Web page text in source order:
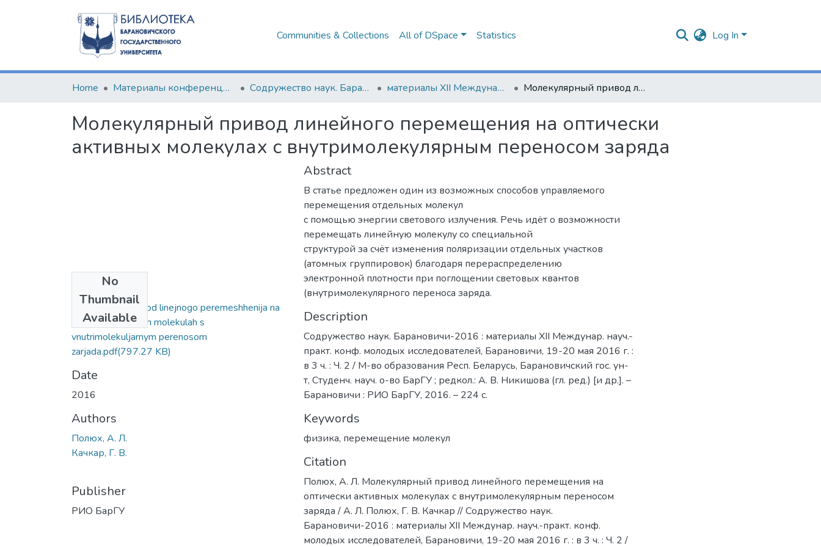
Communities & Collections All of DSpace Statistics Log In
Home Материалы конференций и семинаров Содружество наук. Барановичи-2016 материалы XII Международной научно-практической конференции молодых исследователей, Барановичи, 19-20 мая 2016 года, Часть 2. Молекулярный привод линейного перемещения на оптически активных молекулах с внутримолекулярным переносом заряда
Молекулярный привод линейного перемещения на оптически
активных молекулах с внутримолекулярным переносом заряда
No
Thumbnail
Available
Molekuljarnyj privod linejnogo peremeshhenija na
opticheski aktivnyh molekulah s
vnutrimolekuljarnym perenosom
zarjada.pdf(797.27 KB)
Date
2016
Authors
Полюх, А. Л.
Качкар, Г. В.
Publisher
РИО БарГУ
Abstract
В статье предложен один из возможных способов управляемого
перемещения отдельных молекул
с помощью энергии светового излучения. Речь идёт о возможности
перемещать линейную молекулу со специальной
структурой за счёт изменения поляризации отдельных участков
(атомных группировок) благодаря перераспределению
электронной плотности при поглощении световых квантов
(внутримолекулярного переноса заряда.
Description
Содружество наук. Барановичи-2016 : материалы XII Междунар. науч.-
практ. конф. молодых исследователей, Барановичи, 19-20 мая 2016 г. :
в 3 ч. : Ч. 2 / М-во образования Респ. Беларусь, Барановичский гос. ун-
т, Студенч. науч. о-во БарГУ ; редкол.: А. В. Никишова (гл. ред.) [и др.]. –
Барановичи : РИО БарГУ, 2016. – 224 с.
Keywords
физика, перемещение молекул
Citation
Полюх, А. Л. Молекулярный привод линейного перемещения на
оптически активных молекулах с внутримолекулярным переносом
заряда / А. Л. Полюх, Г. В. Качкар // Содружество наук.
Барановичи-2016 : материалы XII Междунар. науч.-практ. конф.
молодых исследователей, Барановичи, 19-20 мая 2016 г. : в 3 ч. : Ч. 2 /